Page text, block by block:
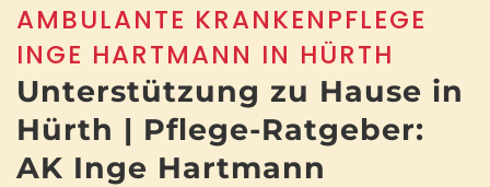
AMBULANTE KRANKENPFLEGE
INGE HARTMANN IN HÜRTH
Unterstützung zu Hause in
Hürth | Pflege-Ratgeber:
AK Inge Hartmann